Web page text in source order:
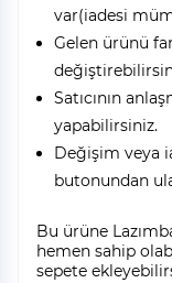
var(iadesi
Gelen ürünü
Satıcının
yapabilirsiniz.
Değişim veya
butonundan
Bu ürüne
hemen sahip
sepete